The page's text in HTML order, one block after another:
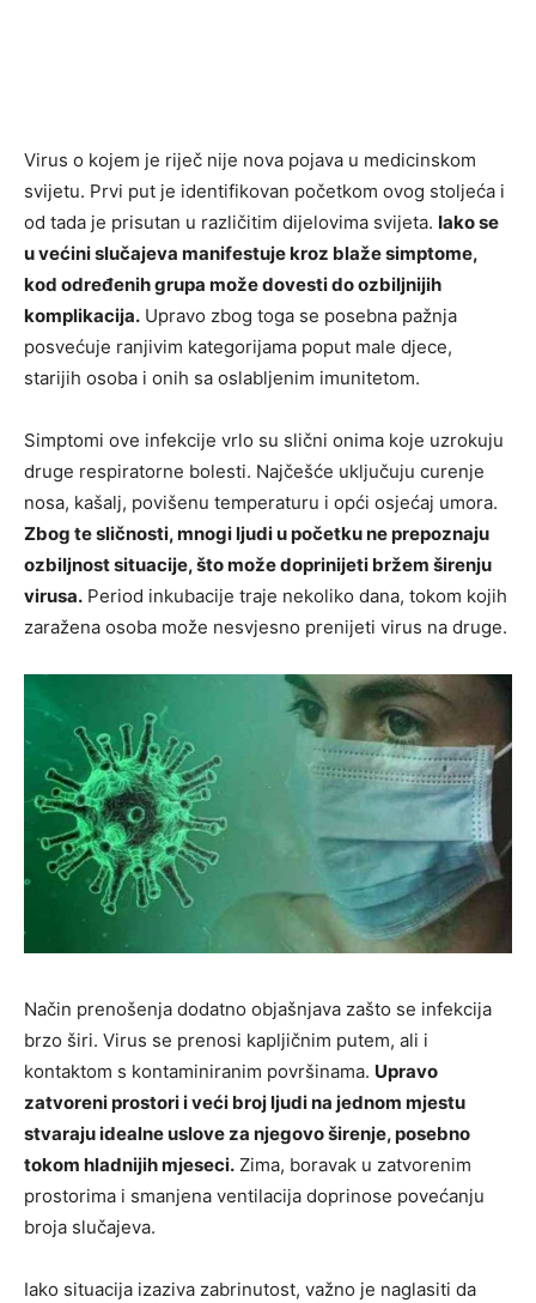
Virus o kojem je riječ nije nova pojava u medicinskom
svijetu. Prvi put je identifikovan početkom ovog stoljeća i
od tada je prisutan u različitim dijelovima svijeta. Iako se
u većini slučajeva manifestuje kroz blaže simptome,
kod određenih grupa može dovesti do ozbiljnijih
komplikacija. Upravo zbog toga se posebna pažnja
posvećuje ranjivim kategorijama poput male djece,
starijih osoba i onih sa oslabljenim imunitetom.
Simptomi ove infekcije vrlo su slični onima koje uzrokuju
druge respiratorne bolesti. Najčešće uključuju curenje
nosa, kašalj, povišenu temperaturu i opći osjećaj umora.
Zbog te sličnosti, mnogi ljudi u početku ne prepoznaju
ozbiljnost situacije, što može doprinijeti bržem širenju
virusa. Period inkubacije traje nekoliko dana, tokom kojih
zaražena osoba može nesvjesno prenijeti virus na druge.
Način prenošenja dodatno objašnjava zašto se infekcija
brzo širi. Virus se prenosi kapljičnim putem, ali i
kontaktom s kontaminiranim površinama. Upravo
zatvoreni prostori i veći broj ljudi na jednom mjestu
stvaraju idealne uslove za njegovo širenje, posebno
tokom hladnijih mjeseci. Zima, boravak u zatvorenim
prostorima i smanjena ventilacija doprinose povećanju
broja slučajeva.
Iako situacija izaziva zabrinutost, važno je naglasiti da